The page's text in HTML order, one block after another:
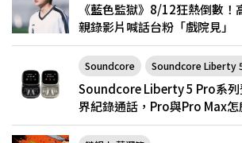
《藍色監獄》8/12狂熱倒數！
親錄影片喊話台粉「戲院見」
Soundcore Soundcore Liberty
Soundcore Liberty 5 Pro系列
界紀錄通話，Pro與Pro Max怎